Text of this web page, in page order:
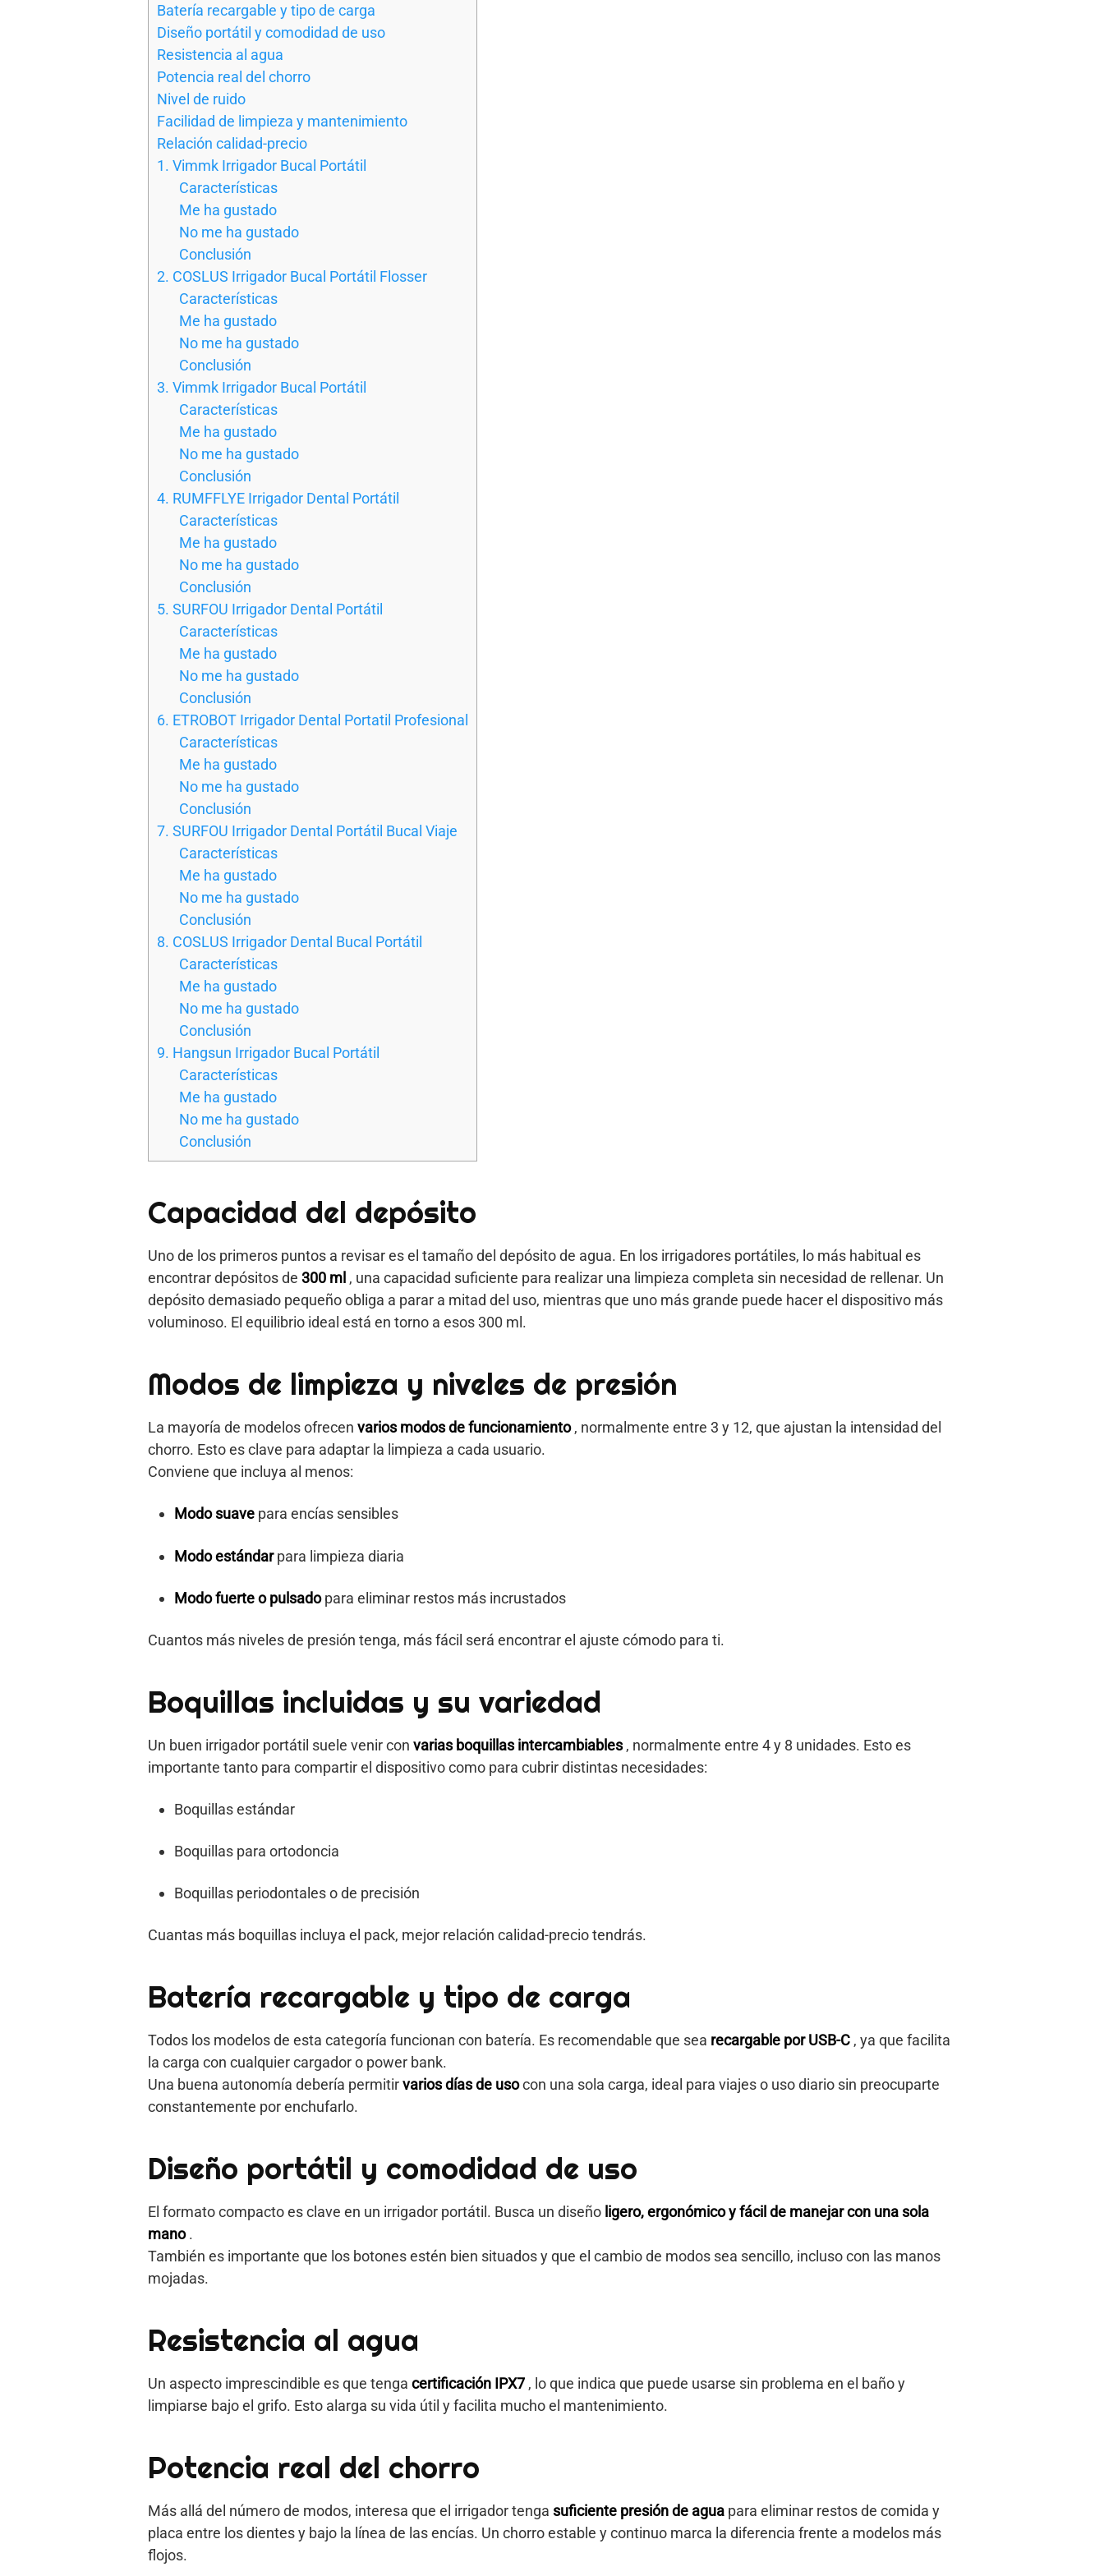
Batería recargable y tipo de carga
Diseño portátil y comodidad de uso
Resistencia al agua
Potencia real del chorro
Nivel de ruido
Facilidad de limpieza y mantenimiento
Relación calidad-precio
1. Vimmk Irrigador Bucal Portátil
Características
Me ha gustado
No me ha gustado
Conclusión
2. COSLUS Irrigador Bucal Portátil Flosser
Características
Me ha gustado
No me ha gustado
Conclusión
3. Vimmk Irrigador Bucal Portátil
Características
Me ha gustado
No me ha gustado
Conclusión
4. RUMFFLYE Irrigador Dental Portátil
Características
Me ha gustado
No me ha gustado
Conclusión
5. SURFOU Irrigador Dental Portátil
Características
Me ha gustado
No me ha gustado
Conclusión
6. ETROBOT Irrigador Dental Portatil Profesional
Características
Me ha gustado
No me ha gustado
Conclusión
7. SURFOU Irrigador Dental Portátil Bucal Viaje
Características
Me ha gustado
No me ha gustado
Conclusión
8. COSLUS Irrigador Dental Bucal Portátil
Características
Me ha gustado
No me ha gustado
Conclusión
9. Hangsun Irrigador Bucal Portátil
Características
Me ha gustado
No me ha gustado
Conclusión
Capacidad del depósito
Uno de los primeros puntos a revisar es el tamaño del depósito de agua. En los irrigadores portátiles, lo más habitual es
encontrar depósitos de 300 ml , una capacidad suficiente para realizar una limpieza completa sin necesidad de rellenar. Un
depósito demasiado pequeño obliga a parar a mitad del uso, mientras que uno más grande puede hacer el dispositivo más
voluminoso. El equilibrio ideal está en torno a esos 300 ml.
Modos de limpieza y niveles de presión
La mayoría de modelos ofrecen varios modos de funcionamiento, normalmente entre 3 y 12, que ajustan la intensidad del
chorro. Esto es clave para adaptar la limpieza a cada usuario.
Conviene que incluya al menos:
Modo suave para encías sensibles
Modo estándarpara limpieza diaria
Modo fuerte o pulsadopara eliminar restos más incrustados
Cuantos más niveles de presión tenga, más fácil será encontrar el ajuste cómodo para ti.
Boquillas incluidas y su variedad
Un buen irrigador portátil suele venir con varias boquillas intercambiables, normalmente entre 4 y 8 unidades. Esto es
importante tanto para compartir el dispositivo como para cubrir distintas necesidades:
Boquillas estándar
Boquillas para ortodoncia
Boquillas periodontales o de precisión
Cuantas más boquillas incluya el pack, mejor relación calidad-precio tendrás.
Batería recargable y tipo de carga
Todos los modelos de esta categoría funcionan con batería. Es recomendable que sea recargable por USB-C , ya que facilita
la carga con cualquier cargador o power bank.
Una buena autonomía debería permitirvarios días de usocon una sola carga, ideal para viajes o uso diario sin preocuparte
constantemente por enchufarlo.
Diseño portátil y comodidad de uso
El formato compacto es clave en un irrigador portátil. Busca un diseño ligero, ergonómico y fácil de manejar con una sola
mano.
También es importante que los botones estén bien situados y que el cambio de modos sea sencillo, incluso con las manos
mojadas.
Resistencia al agua
Un aspecto imprescindible es que tenga certificación IPX7 , lo que indica que puede usarse sin problema en el baño y
limpiarse bajo el grifo. Esto alarga su vida útil y facilita mucho el mantenimiento.
Potencia real del chorro
Más allá del número de modos, interesa que el irrigador tenga suficiente presión de agua para eliminar restos de comida y
placa entre los dientes y bajo la línea de las encías. Un chorro estable y continuo marca la diferencia frente a modelos más
flojos.